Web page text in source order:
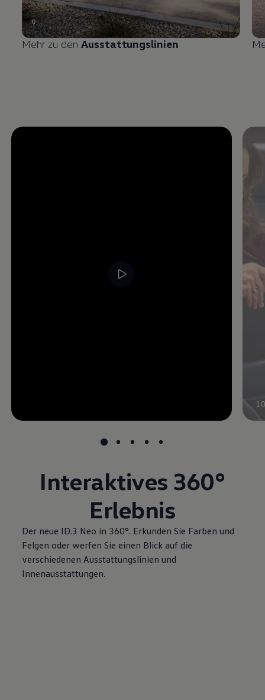
9
Mehr zu den Ausstattungslinien
Enable fullscreen mode
10
Interaktives 360°
Erlebnis
Der neue ID.3 Neo in 360°. Erkunden Sie Farben und
Felgen oder werfen Sie einen Blick auf die
verschiedenen Ausstattungslinien und
Innenausstattungen.